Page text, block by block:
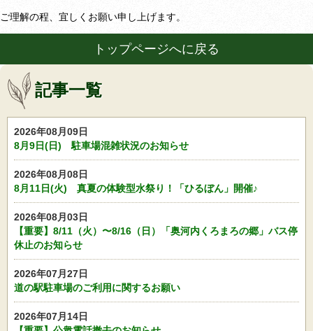
ご理解の程、宜しくお願い申し上げます。
トップページへに戻る
記事一覧
2026年08月09日
8月9日(日) 駐車場混雑状況のお知らせ
2026年08月08日
8月11日(火) 真夏の体験型水祭り！「ひるぼん」開催♪
2026年08月03日
【重要】8/11（火）〜8/16（日）「奥河内くろまろの郷」バス停
休止のお知らせ
2026年07月27日
道の駅駐車場のご利用に関するお願い
2026年07月14日